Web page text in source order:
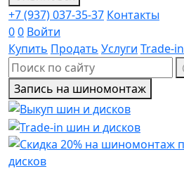
+7 (937) 037-35-37 Контакты
00 Войти
Купить Продать Услуги Trade-in
Запись на шиномонтаж